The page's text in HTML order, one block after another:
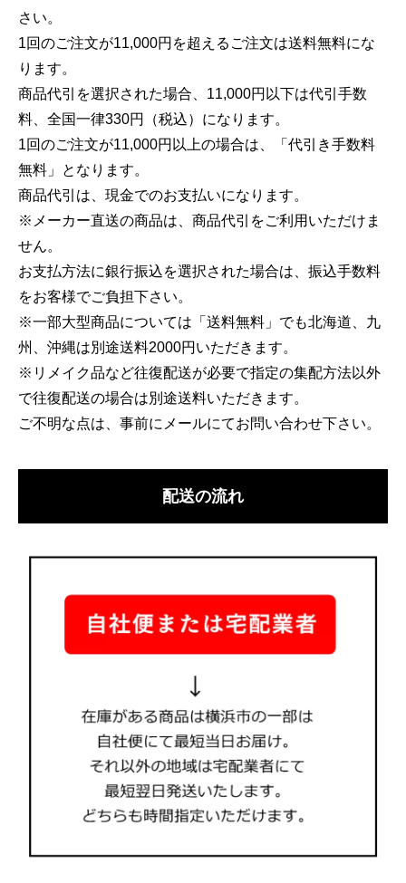
さい。
1回のご注文が11,000円を超えるご注文は送料無料にな
ります。
商品代引を選択された場合、11,000円以下は代引手数
料、全国一律330円（税込）になります。
1回のご注文が11,000円以上の場合は、「代引き手数料
無料」となります。
商品代引は、現金でのお支払いになります。
※メーカー直送の商品は、商品代引をご利用いただけま
せん。
お支払方法に銀行振込を選択された場合は、振込手数料
をお客様でご負担下さい。
※一部大型商品については「送料無料」でも北海道、九
州、沖縄は別途送料2000円いただきます。
※リメイク品など往復配送が必要で指定の集配方法以外
で往復配送の場合は別途送料いただきます。
ご不明な点は、事前にメールにてお問い合わせ下さい。
配送の流れ